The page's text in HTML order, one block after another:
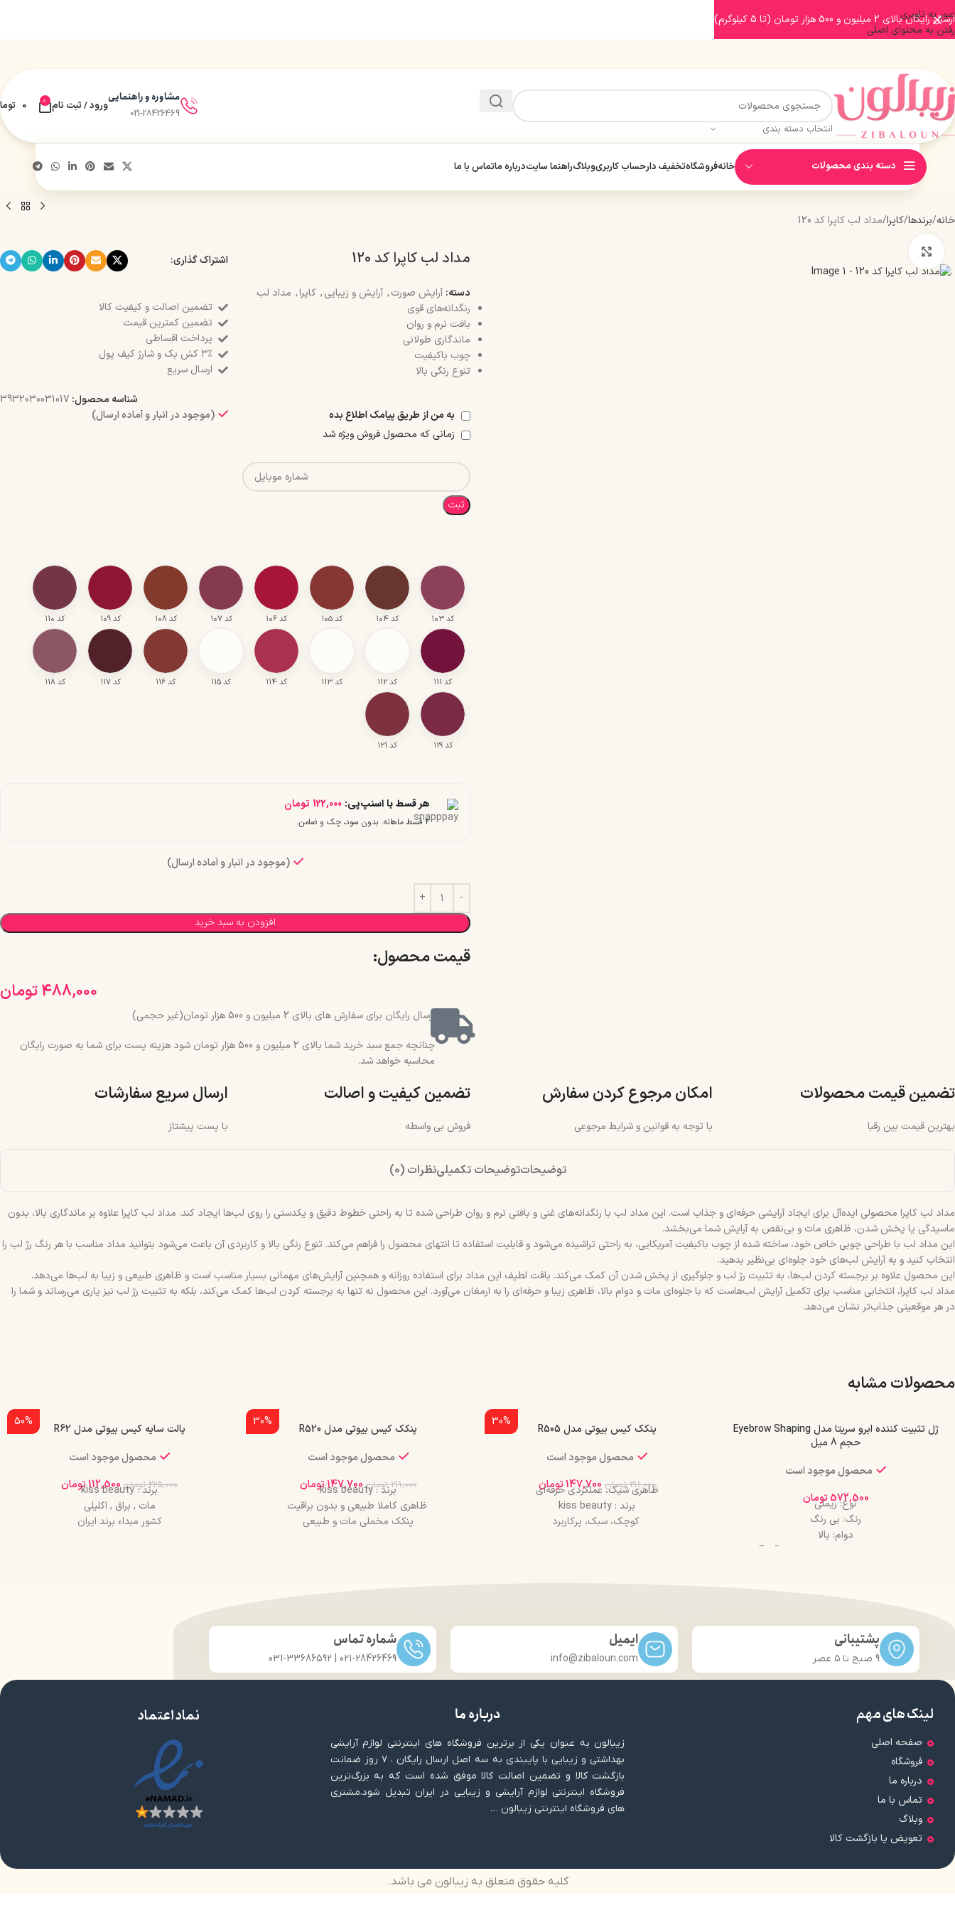
عبور به ناوبری
رفتن به محتوای اصلی
انتخاب دسته بندی
مشاوره و راهنمایی
021-28426469
ورود / ثبت نام 0
0
دسته بندی محصولات خانهفروشگاهتخفیف دارحساب کاربریوبلاگراهنما سایتدرباره ماتماس با ما
خانه برندها کاپرا مداد لب کاپرا کد 120
مداد لب کاپرا کد 120 اشتراک گذاری:
دسته: آرایش صورت, آرایش و زیبایی, کاپرا, مداد لب
رنگدانه‌های قوی
بافت نرم و روان
ماندگاری طولانی
چوب باکیفیت
تنوع رنگی بالا
به من از طریق پیامک اطلاع بده
زمانی که محصول فروش ویژه شد
ثبت
تضمین اصالت و کیفیت کالا
تضمین کمترین قیمت
پرداخت اقساطی
۳٪ کش بک و شارژ کیف پول
ارسال سریع
شناسه محصول: 3932030031017
(موجود در انبار و آماده ارسال)
کد ۱۰۳ کد ۱۰4 کد ۱۰5 کد ۱۰6 کد ۱۰7 کد ۱۰8 کد ۱۰9 کد ۱10
کد ۱11 کد ۱12 کد ۱13 کد ۱14 کد ۱15 کد ۱16 کد ۱17 کد ۱18
کد ۱19 کد ۱21
هر قسط با اسنپ‌پی: 122,000 تومان
۴ قسط ماهانه. بدون سود، چک و ضامن.
(موجود در انبار و آماده ارسال)
افزودن به سبد خرید
قیمت محصول:​
488,000تومان
ارسال رایگان برای سفارش های بالای 2 میلیون و 500 هزار تومان(غیر حجمی)
چنانچه جمع سبد خرید شما بالای 2 میلیون و 500 هزار تومان شود هزینه پست برای شما به صورت رایگان
محاسبه خواهد شد.
تضمین قیمت محصولات
بهترین قیمت بین رقبا
امکان مرجوع کردن سفارش
با توجه به قوانین و شرایط مرجوعی
تضمین کیفیت و اصالت
فروش بی واسطه
ارسال سریع سفارشات
با پست پیشتاز
توضیحاتتوضیحات تکمیلینظرات (0)
مداد لب کاپرا محصولی ایده‌آل برای ایجاد آرایشی حرفه‌ای و جذاب است. این مداد لب با رنگدانه‌های غنی و بافتی نرم و روان طراحی شده تا به راحتی خطوط دقیق و یکدستی را روی لب‌ها ایجاد کند. مداد لب کاپرا علاوه بر ماندگاری بالا، بدون
ماسیدگی یا پخش شدن، ظاهری مات و بی‌نقص به آرایش شما می‌بخشد.
این مداد لب با طراحی چوبی خاص خود، ساخته شده از چوب باکیفیت آمریکایی، به راحتی تراشیده می‌شود و قابلیت استفاده تا انتهای محصول را فراهم می‌کند. تنوع رنگی بالا و کاربردی آن باعث می‌شود بتوانید مداد مناسب با هر رنگ رژ لب را
انتخاب کنید و به آرایش لب‌های خود جلوه‌ای بی‌نظیر بدهید.
این محصول علاوه بر برجسته کردن لب‌ها، به تثبیت رژ لب و جلوگیری از پخش شدن آن کمک می‌کند. بافت لطیف این مداد برای استفاده روزانه و همچنین آرایش‌های مهمانی بسیار مناسب است و ظاهری طبیعی و زیبا به لب‌ها می‌دهد.
مداد لب کاپرا، انتخابی مناسب برای تکمیل آرایش لب‌هاست که با جلوه‌ای مات و دوام بالا، ظاهری زیبا و حرفه‌ای را به ارمغان می‌آورد. این محصول نه تنها به برجسته کردن لب‌ها کمک می‌کند، بلکه به تثبیت رژ لب نیز یاری می‌رساند و شما را
در هر موقعیتی جذاب‌تر نشان می‌دهد.
محصولات مشابه
ژل تثبیت کننده ابرو سریتا مدل Eyebrow Shaping
حجم 8 میل
محصول موجود است
572,500 توماننوع: ریملی
رنگ: بی رنگ
دوام: بالا
30%
پنکک کیس بیوتی مدل R505
محصول موجود است
211,000 تومان 147,700تومان
ظاهری شیک، عملکردی حرفه‌ای
برند : kiss beauty
کوچک، سبک، پرکاربرد
تنوع رنگ بالا
سازگار با پوست های حساس
دارای آینه
دارای روغن کاپریکا پیلینگ تری گلیسیرید
30%
پنکک کیس بیوتی مدل R520
محصول موجود است
211,000 تومان 147,700تومان
برند : kiss beauty
ظاهری کاملا طبیعی و بدون براقیت
پنکک مخملی مات و طبیعی
لوکس، کاربردی، همراه همیشگی
آرایشی طبیعی، پوستی بی‌نقص
کنترل چربی، تثبیت آرایش، ظاهری شیک
کوچک اما پرکاربرد
50%
پالت سایه کیس بیوتی مدل R62
محصول موجود است
225,000 تومان 112,500تومان
برند : kiss beauty
مات , براق , اکلیلی
کشور مبداء برند ایران
مناسب برای افراد حرفهای
مورد تایید متخصصان پوست
پشتیبانی
9 صبح تا ۵ عصر
ایمیل
info@zibaloun.com
شماره تماس
021-28426469 | 031-33686592
لینک های مهم
صفحه اصلی
فروشگاه
درباره ما
تماس با ما
وبلاگ
تعویض یا بازگشت کالا
درباره ما
زیبالون به عنوان یکی از برترین فروشگاه های اینترنتی لوازم آرایشی
بهداشتی و زیبایی با پایبندی به سه اصل ارسال رایگان ، ۷ روز ضمانت
بازگشت کالا و تضمین اصالت کالا موفق شده است که به بزرگ‌ترین
فروشگاه اینترنتی لوازم آرایشی و زیبایی در ایران تبدیل شود.مشتری
های فروشگاه اینترنتی زیبالون …
نماد اعتماد
کلیه حقوق متعلق به زیبالون می باشد.
ارسال رایگان بالای 2 میلیون و 500 هزار تومان (تا 5 کیلوگرم)